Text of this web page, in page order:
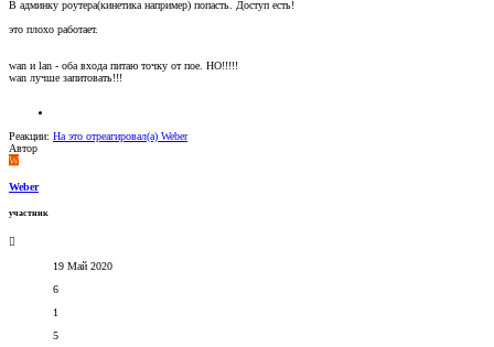
В админку роутера(кинетика например) попасть. Доступ есть!
это плохо работает.
wan и lan - оба входа питаю точку от пое. НО!!!!!
wan лучше запитовать!!!
Реакции: На это отреагировал(а) Weber
Автор
W
Weber
участник
19 Май 2020
6
1
5